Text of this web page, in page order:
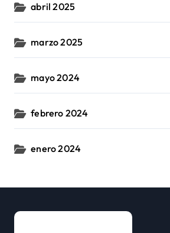
abril 2025
marzo 2025
mayo 2024
febrero 2024
enero 2024